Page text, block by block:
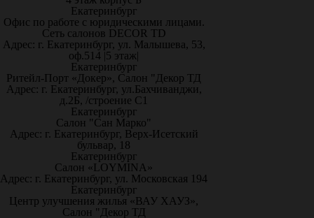
Екатеринбург
Офис по работе с юридическими лицами.
Сеть салонов DECOR TD
Адрес: г. Екатеринбург, ул. Малышева, 53,
оф.514 |5 этаж|
Екатеринбург
Ритейл-Порт «Докер», Салон "Декор ТД
Адрес: г. Екатеринбург, ул.Бахчиванджи,
д.2Б, /строение С1
Екатеринбург
Салон "Сан Марко"
Адрес: г. Екатеринбург, Верх-Исетский
бульвар, 18
Екатеринбург
Салон «LOYMINA»
Адрес: г. Екатеринбург, ул. Московская 194
Екатеринбург
Центр улучшения жилья «ВАУ ХАУЗ»,
Салон "Декор ТД